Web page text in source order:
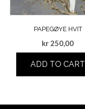
PAPEGØYE HVIT
kr 250,00
ADD TO CART